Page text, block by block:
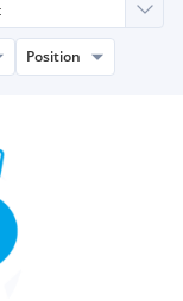
Position